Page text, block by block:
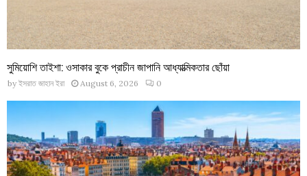
সুমিয়োশি তাইশা: ওসাকার বুকে প্রাচীন জাপানি আধ্যাত্মিকতার ছোঁয়া
by ইসরাত জাহান ইরা August 6, 2026 0